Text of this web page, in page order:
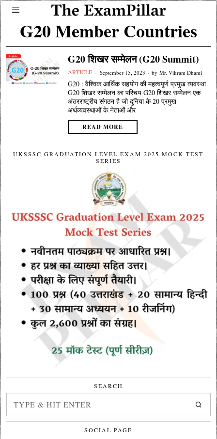
G20 Member Countries
G20 शिखर सम्मेलन (G20 Summit)
ARTICLE September 15, 2023 by Mr. Vikram Dhami
G20 : वैश्विक आर्थिक सहयोग की महत्वपूर्ण प्रमुख व्यवस्था
G20 शिखर सम्मेलन का परिचय G20 शिखर सम्मेलन एक
अंतरराष्ट्रीय संगठन है जो दुनिया के 20 प्रमुख
अर्थव्यवस्थाओं के नेताओं और
READ MORE
UKSSSC GRADUATION LEVEL EXAM 2025 MOCK TEST
SERIES
SEARCH
SOCIAL PAGE